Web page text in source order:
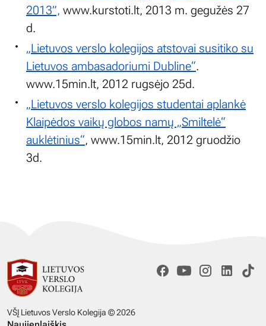
2013”, www.kurstoti.lt, 2013 m. gegužės 27
d.
„Lietuvos verslo kolegijos atstovai susitiko su
Lietuvos ambasadoriumi Dubline“.
www.15min.lt, 2012 rugsėjo 25d.
„Lietuvos verslo kolegijos studentai aplankė
Klaipėdos vaikų globos namų „Smiltelė“
auklėtinius“, www.15min.lt, 2012 gruodžio
3d.
VŠĮ Lietuvos Verslo Kolegija © 2026